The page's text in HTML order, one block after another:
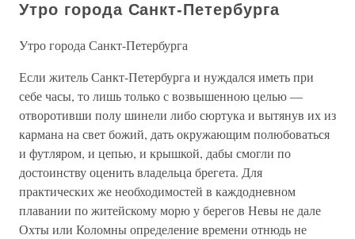
Утро города Санкт-Петербурга
Утро города Санкт-Петербурга
Если житель Санкт-Петербурга и нуждался иметь при
себе часы, то лишь только с возвышенною целью —
отворотивши полу шинели либо сюртука и вытянув их из
кармана на свет божий, дать окружающим полюбоваться
и футляром, и цепью, и крышкой, дабы смогли по
достоинству оценить владельца брегета. Для
практических же необходимостей в каждодневном
плавании по житейскому морю у берегов Невы не дале
Охты или Коломны определение времени отнюдь не